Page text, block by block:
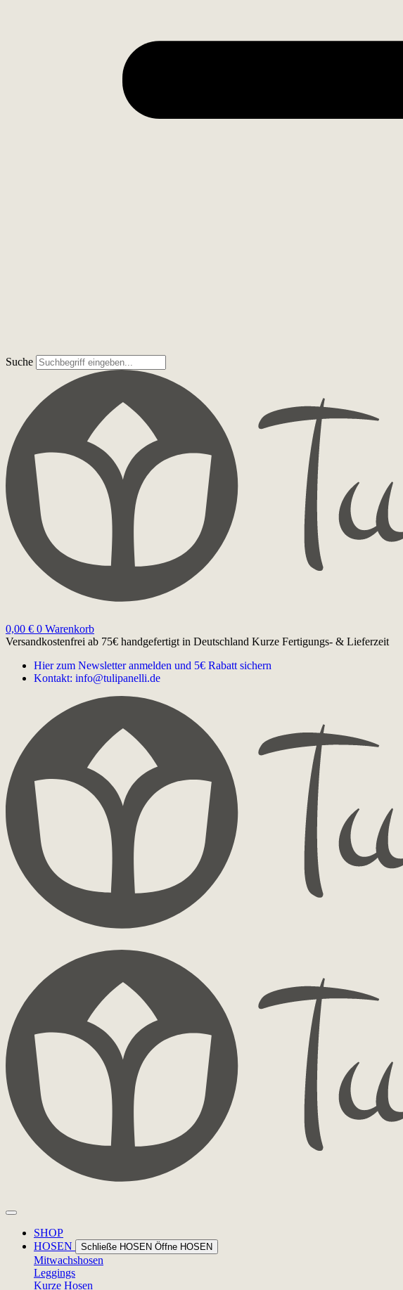
Suche
0,00 € 0 Warenkorb
Versandkostenfrei ab 75€ handgefertigt in Deutschland Kurze Fertigungs- & Lieferzeit
Hier zum Newsletter anmelden und 5€ Rabatt sichern
Kontakt: info@tulipanelli.de
SHOP
HOSEN
Schließe HOSEN Öffne HOSEN
Mitwachshosen
Leggings
Kurze Hosen